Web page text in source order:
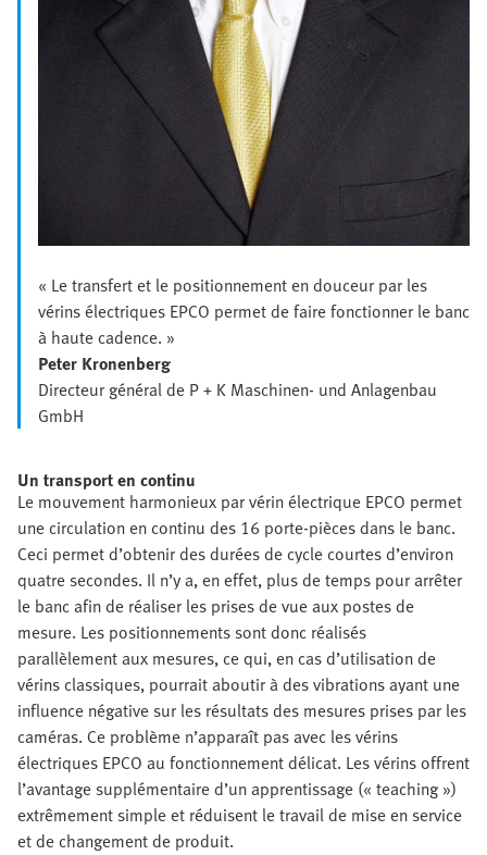
« Le transfert et le positionnement en douceur par les
vérins électriques EPCO permet de faire fonctionner le banc
à haute cadence. »
Peter Kronenberg
Directeur général de P + K Maschinen- und Anlagenbau
GmbH
Un transport en continu
Le mouvement harmonieux par vérin électrique EPCO permet
une circulation en continu des 16 porte-pièces dans le banc.
Ceci permet d’obtenir des durées de cycle courtes d’environ
quatre secondes. Il n’y a, en effet, plus de temps pour arrêter
le banc afin de réaliser les prises de vue aux postes de
mesure. Les positionnements sont donc réalisés
parallèlement aux mesures, ce qui, en cas d’utilisation de
vérins classiques, pourrait aboutir à des vibrations ayant une
influence négative sur les résultats des mesures prises par les
caméras. Ce problème n’apparaît pas avec les vérins
électriques EPCO au fonctionnement délicat. Les vérins offrent
l’avantage supplémentaire d’un apprentissage (« teaching »)
extrêmement simple et réduisent le travail de mise en service
et de changement de produit.